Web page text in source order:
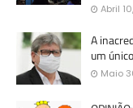
Abril
A
um
Maio